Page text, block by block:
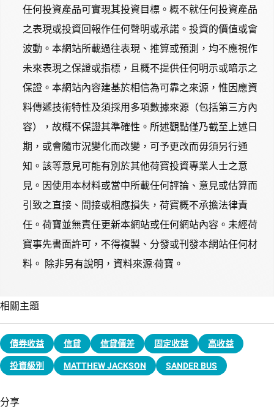
任何投資產品可實現其投資目標。概不就任何投資產品
之表現或投資回報作任何聲明或承諾。投資的價值或會
波動。本網站所載過往表現、推算或預測，均不應視作
未來表現之保證或指標，且概不提供任何明示或暗示之
保證。本網站內容建基於相信為可靠之來源，惟因應資
料傳遞技術特性及須採用多項數據來源（包括第三方內
容），故概不保證其準確性。所述觀點僅乃截至上述日
期，或會隨市況變化而改變，可予更改而毋須另行通
知。該等意見可能有別於其他荷寶投資專業人士之意
見。因使用本材料或當中所載任何評論、意見或估算而
引致之直接、間接或相應損失，荷寶概不承擔法律責
任。荷寶並無責任更新本網站或任何網站內容。未經荷
寶事先書面許可，不得複製、分發或刊發本網站任何材
料。 除非另有說明，資料來源:荷寶。
相關主題
債券收益 信貸 信貸價差 固定收益 高收益
投資級別 MATTHEW JACKSON SANDER BUS
分享